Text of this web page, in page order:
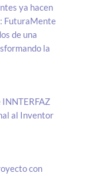
ya hacen
FuturaMente
de una
la
al Inventor
con